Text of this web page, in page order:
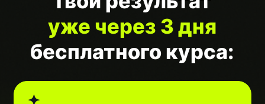
Умеете создавать
трендовые цветники